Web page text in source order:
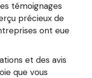
témoignages
précieux de
ont eue
et des avis
que vous